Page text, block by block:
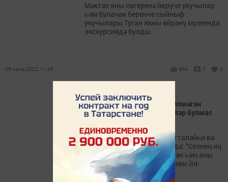
Мәктәп яны лагеренә йөрүче укучылар
һәм булачак беренче сыйныф
укучылары Туган якны өйрәнү музеенда
экскурсиядә булды.
05 июль 2022, 11:45 864 0 0
Аллаһы Тәгаләдән хәбәр килмәгән
булса, мондый тикшеренүләр булмас
Пәйгамбәребез салләллаһу галәйһи вә
сәлләм үзенең бер хәдисендә: “Сезнең иң
хәерлегез Коръәнне өйрәнгән һәм аны
өйрәткән кеше”, – дигән (имам Әл-
Бохари).